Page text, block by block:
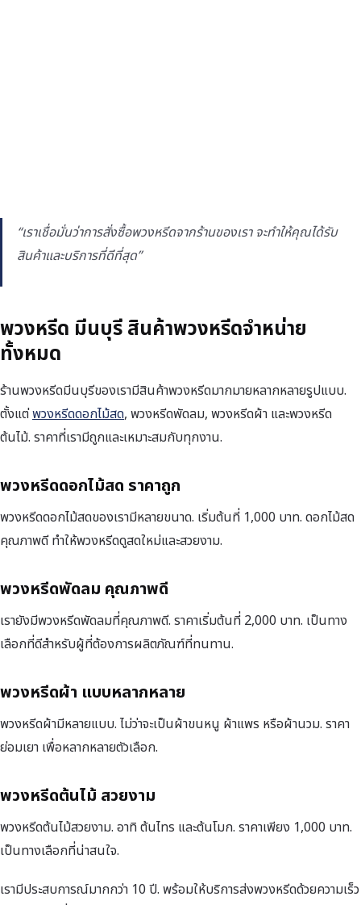
“เราเชื่อมั่นว่าการสั่งซื้อพวงหรีดจากร้านของเรา จะทำให้คุณได้รับ
สินค้าและบริการที่ดีที่สุด”
พวงหรีด มีนบุรี สินค้าพวงหรีดจำหน่าย
ทั้งหมด
ร้านพวงหรีดมีนบุรีของเรามีสินค้าพวงหรีดมากมายหลากหลายรูปแบบ.
ตั้งแต่พวงหรีดดอกไม้สด, พวงหรีดพัดลม, พวงหรีดผ้า และพวงหรีด
ต้นไม้. ราคาที่เรามีถูกและเหมาะสมกับทุกงาน.
พวงหรีดดอกไม้สด ราคาถูก
พวงหรีดดอกไม้สดของเรามีหลายขนาด. เริ่มต้นที่ 1,000 บาท. ดอกไม้สด
คุณภาพดี ทำให้พวงหรีดดูสดใหม่และสวยงาม.
พวงหรีดพัดลม คุณภาพดี
เรายังมีพวงหรีดพัดลมที่คุณภาพดี. ราคาเริ่มต้นที่ 2,000 บาท. เป็นทาง
เลือกที่ดีสำหรับผู้ที่ต้องการผลิตภัณฑ์ที่ทนทาน.
พวงหรีดผ้า แบบหลากหลาย
พวงหรีดผ้ามีหลายแบบ. ไม่ว่าจะเป็นผ้าขนหนู ผ้าแพร หรือผ้านวม. ราคา
ย่อมเยา เพื่อหลากหลายตัวเลือก.
พวงหรีดต้นไม้ สวยงาม
พวงหรีดต้นไม้สวยงาม. อาทิ ต้นไทร และต้นโมก. ราคาเพียง 1,000 บาท.
เป็นทางเลือกที่น่าสนใจ.
เรามีประสบการณ์มากกว่า 10 ปี. พร้อมให้บริการส่งพวงหรีดด้วยความเร็ว